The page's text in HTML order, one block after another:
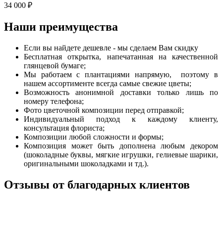
34 000 ₽
Наши преимущества
Если вы найдете дешевле - мы сделаем Вам скидку
Бесплатная открытка, напечатанная на качественной
глянцевой бумаге;
Мы работаем с плантациями напрямую, поэтому в
нашем ассортименте всегда самые свежие цветы;
Возможность анонимной доставки только лишь по
номеру телефона;
Фото цветочной композиции перед отправкой;
Индивидуальный подход к каждому клиенту,
консультация флориста;
Композиции любой сложности и формы;
Композиция может быть дополнена любым декором
(шоколадные буквы, мягкие игрушки, гелиевые шарики,
оригинальными шоколадками и тд.).
Отзывы от благодарных клиентов